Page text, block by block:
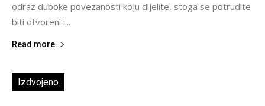
odraz duboke povezanosti koju dijelite, stoga se potrudite
biti otvoreni i...
Read more
Izdvojeno